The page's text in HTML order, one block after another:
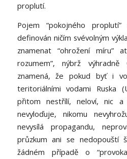
proplutí.
Pojem “pokojného
definován ničím svévolným
znamenat “ohrožení míru”
rozumem”, nýbrž
znamená, že pokud byť i
teritoriálními vodami Ruska
přitom nestřílí, neloví, nic a
nevyloďuje, nikomu
nevysílá propagandu,
průzkum ani se nedopouští
žádném případě o